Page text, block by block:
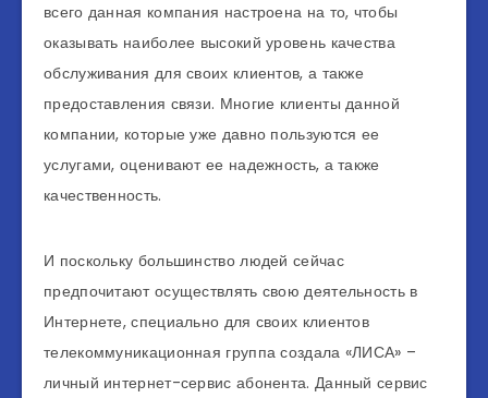
всего данная компания настроена на то, чтобы
оказывать наиболее высокий уровень качества
обслуживания для своих клиентов, а также
предоставления связи. Многие клиенты данной
компании, которые уже давно пользуются ее
услугами, оценивают ее надежность, а также
качественность.
И поскольку большинство людей сейчас
предпочитают осуществлять свою деятельность в
Интернете, специально для своих клиентов
телекоммуникационная группа создала «ЛИСА» –
личный интернет-сервис абонента. Данный сервис